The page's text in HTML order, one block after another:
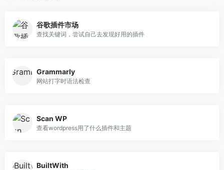
谷歌插件市场
查找关键词，尝试自己去发现好用的插件
Grammarly
网站打字时语法检查
Scan WP
查看wordpress用了什么插件和主题
BuiltWith